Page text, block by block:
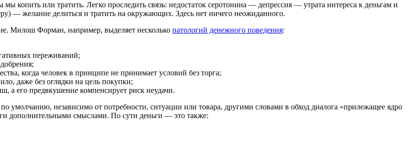
копить или тратить. Легко проследить связь: недостаток серотонина — депрессия — утрата интереса к деньгам и
желание делиться и тратить на окружающих. Здесь нет ничего неожиданного.
Милош Форман, например, выделяет несколько патологий денежного поведения:
переживаний;
когда человек в принципе не принимает условий без торга;
даже без оглядки на цель покупки;
а его предвкушение компенсирует риск неудачи.
умолчанию, независимо от потребности, ситуации или товара, другими словами в обход диалога «прилежащее ядро
дополнительными смыслами. По сути деньги — это также: